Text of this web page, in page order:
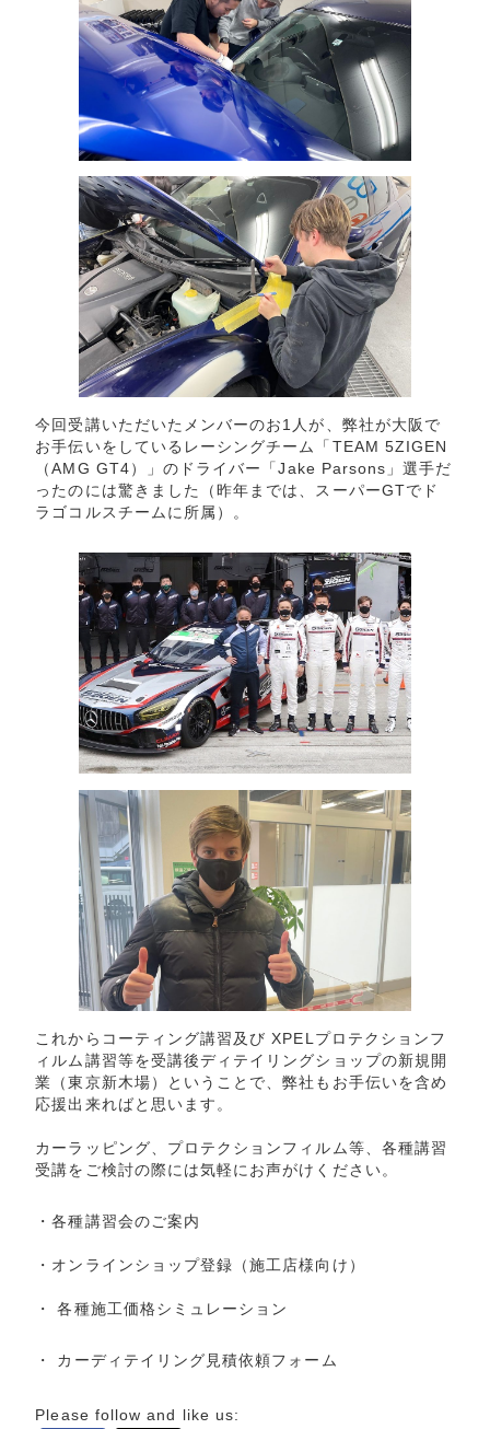
今回受講いただいたメンバーのお1人が、弊社が大阪で
お手伝いをしているレーシングチーム「TEAM 5ZIGEN
（AMG GT4）」のドライバー「Jake Parsons 」選手だ
ったのには驚きました（昨年までは、スーパーGTでド
ラゴコルスチームに所属）。
これからコーティング講習及び XPELプロテクションフ
ィルム講習等を受講後ディテイリングショップの新規開
業（東京新木場）ということで、弊社もお手伝いを含め
応援出来ればと思います。
カーラッピング、プロテクションフィルム等、各種講習
受講をご検討の際には気軽にお声がけください。
・各種講習会のご案内
・ オンラインショップ登録 （施工店様向け）
・各種施工価格シミュレーション
・ カーディテイリング見積依頼フォーム
Please follow and like us: